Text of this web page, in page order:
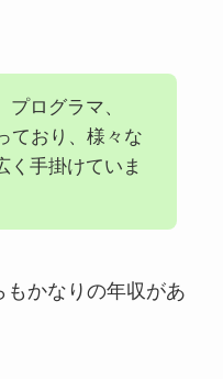
ログラマ、
ており、様々な
く手掛けていま
もかなりの年収があ